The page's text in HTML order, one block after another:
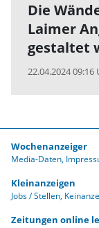
Die
Laimer
gestaltet
22.04.2024 09:16
Wochenanzeiger
Media-Daten
Kleinanzeigen
Jobs / Stellen
Zeitungen online